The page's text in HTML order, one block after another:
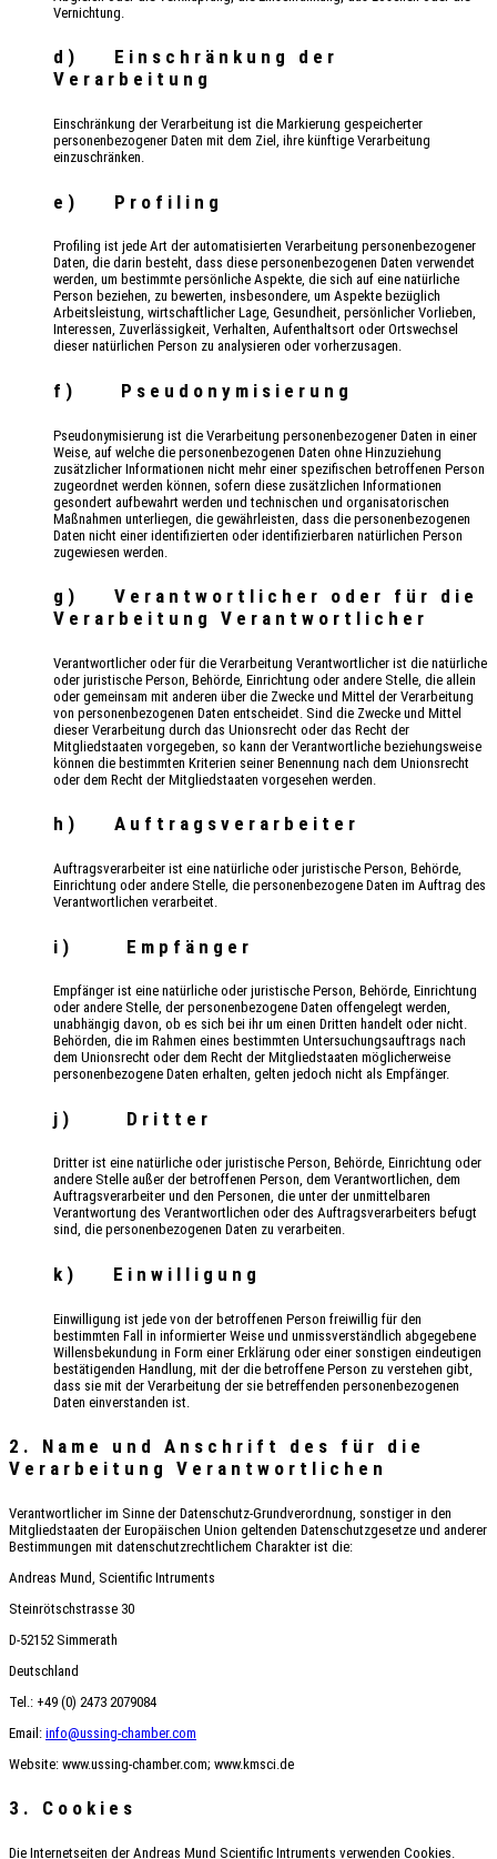
Vernichtung.
d) Einschränkung der
Verarbeitung
Einschränkung der Verarbeitung ist die Markierung gespeicherter
personenbezogener Daten mit dem Ziel, ihre künftige Verarbeitung
einzuschränken.
e) Profiling
Profiling ist jede Art der automatisierten Verarbeitung personenbezogener
Daten, die darin besteht, dass diese personenbezogenen Daten verwendet
werden, um bestimmte persönliche Aspekte, die sich auf eine natürliche
Person beziehen, zu bewerten, insbesondere, um Aspekte bezüglich
Arbeitsleistung, wirtschaftlicher Lage, Gesundheit, persönlicher Vorlieben,
Interessen, Zuverlässigkeit, Verhalten, Aufenthaltsort oder Ortswechsel
dieser natürlichen Person zu analysieren oder vorherzusagen.
f) Pseudonymisierung
Pseudonymisierung ist die Verarbeitung personenbezogener Daten in einer
Weise, auf welche die personenbezogenen Daten ohne Hinzuziehung
zusätzlicher Informationen nicht mehr einer spezifischen betroffenen Person
zugeordnet werden können, sofern diese zusätzlichen Informationen
gesondert aufbewahrt werden und technischen und organisatorischen
Maßnahmen unterliegen, die gewährleisten, dass die personenbezogenen
Daten nicht einer identifizierten oder identifizierbaren natürlichen Person
zugewiesen werden.
g) Verantwortlicher oder für die
Verarbeitung Verantwortlicher
Verantwortlicher oder für die Verarbeitung Verantwortlicher ist die natürliche
oder juristische Person, Behörde, Einrichtung oder andere Stelle, die allein
oder gemeinsam mit anderen über die Zwecke und Mittel der Verarbeitung
von personenbezogenen Daten entscheidet. Sind die Zwecke und Mittel
dieser Verarbeitung durch das Unionsrecht oder das Recht der
Mitgliedstaaten vorgegeben, so kann der Verantwortliche beziehungsweise
können die bestimmten Kriterien seiner Benennung nach dem Unionsrecht
oder dem Recht der Mitgliedstaaten vorgesehen werden.
h) Auftragsverarbeiter
Auftragsverarbeiter ist eine natürliche oder juristische Person, Behörde,
Einrichtung oder andere Stelle, die personenbezogene Daten im Auftrag des
Verantwortlichen verarbeitet.
i) Empfänger
Empfänger ist eine natürliche oder juristische Person, Behörde, Einrichtung
oder andere Stelle, der personenbezogene Daten offengelegt werden,
unabhängig davon, ob es sich bei ihr um einen Dritten handelt oder nicht.
Behörden, die im Rahmen eines bestimmten Untersuchungsauftrags nach
dem Unionsrecht oder dem Recht der Mitgliedstaaten möglicherweise
personenbezogene Daten erhalten, gelten jedoch nicht als Empfänger.
j) Dritter
Dritter ist eine natürliche oder juristische Person, Behörde, Einrichtung oder
andere Stelle außer der betroffenen Person, dem Verantwortlichen, dem
Auftragsverarbeiter und den Personen, die unter der unmittelbaren
Verantwortung des Verantwortlichen oder des Auftragsverarbeiters befugt
sind, die personenbezogenen Daten zu verarbeiten.
k) Einwilligung
Einwilligung ist jede von der betroffenen Person freiwillig für den
bestimmten Fall in informierter Weise und unmissverständlich abgegebene
Willensbekundung in Form einer Erklärung oder einer sonstigen eindeutigen
bestätigenden Handlung, mit der die betroffene Person zu verstehen gibt,
dass sie mit der Verarbeitung der sie betreffenden personenbezogenen
Daten einverstanden ist.
2. Name und Anschrift des für die
Verarbeitung Verantwortlichen
Verantwortlicher im Sinne der Datenschutz-Grundverordnung, sonstiger in den
Mitgliedstaaten der Europäischen Union geltenden Datenschutzgesetze und anderer
Bestimmungen mit datenschutzrechtlichem Charakter ist die:
Andreas Mund, Scientific Intruments
Steinrötschstrasse 30
D-52152 Simmerath
Deutschland
Tel.: +49 (0) 2473 2079084
Email: info@ussing-chamber.com
Website: www.ussing-chamber.com; www.kmsci.de
3. Cookies
Die Internetseiten der Andreas Mund Scientific Intruments verwenden Cookies.